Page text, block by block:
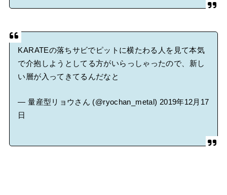
KARATEの落ちサビでピットに横たわる人を見て本気
で介抱しようとしてる方がいらっしゃったので、新し
い層が入ってきてるんだなと
— 量産型リョウさん (@ryochan_metal) 2019年12月17
日